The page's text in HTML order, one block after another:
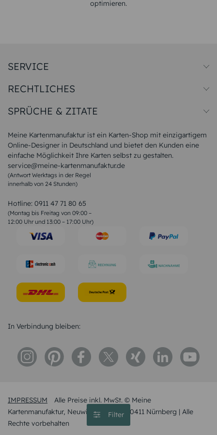
Filter
optimieren.
Meine Kartenmanufaktur ist ein Karten-Shop mit einzigartigem
Online-Designer in Deutschland und bietet den Kunden eine
einfache Möglichkeit Ihre Karten selbst zu gestalten.
service@meine-kartenmanufaktur.de
(Antwort Werktags in der Regel
innerhalb von 24 Stunden)
Hotline: 0911 47 71 80 65
(Montag bis Freitag von 09:00 –
12:00 Uhr und 13:00 – 17:00 Uhr)
SERVICE
Papiersorten
Unsere Produktion
Magazin
FAQ
RECHTLICHES
Widerrufsbelehrung
SPRÜCHE & ZITATE
Liebeskummer Sprüche
Sommer Sprüche
Muttertagssprüche
Sprüche zur Hochzeit
Sprüche zur Konfirmation & Kommunion
Weihnachtsgedichte
Liebessprüche
Geburtstagssprüche
Trauersprüche
Konfirmation Glückwünsche
IMPRESSUM
Alle Preise inkl. MwSt. © Meine
Kartenmanufaktur, Neuwieder Str, 17, 90411 Nürnberg | Alle
Rechte vorbehalten
In Verbindung bleiben: